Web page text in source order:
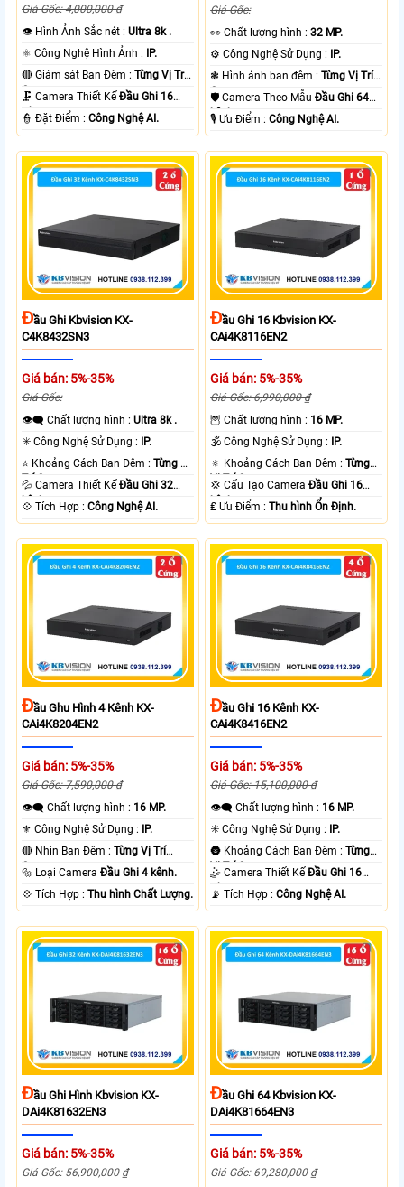
Giá Gốc: 4,000,000 ₫
👁 Hình Ảnh Sắc nét :Ultra 8k .
⚛️ Công Nghệ Hình Ảnh :
IP.
🔴 Giám sát Ban Đêm :Từng Vị Trí
Camera .
🗜️ Camera Thiết KếĐầu Ghi 16
kênh.
️👮 Đặt Điểm :Công Nghệ AI.
Giá Gốc:
️👀 Chất lượng hình :32 MP.
⚙ Công Nghệ Sử Dụng :
IP.
❃ Hình ảnh ban đêm :Từng Vị Trí
Camera .
🛡 Camera Theo MẫuĐầu Ghi 64
kênh.
️🎙 Ưu Điểm :Công Nghệ AI.
ĐẦu Ghi Kbvision KX-
C4K8432SN3
Giá bán: 5%-35%
Giá Gốc:
👁️‍🗨 Chất lượng hình :Ultra 8k .
✳️ Công Nghệ Sử Dụng :
IP.
⭐ Khoảng Cách Ban Đêm :Từng Vị
Trí Camera .
💦 Camera Thiết KếĐầu Ghi 32
kênh.
️💠 Tích Hợp :Công Nghệ AI.
ĐẦu Ghi 16 Kbvision KX-
CAi4K8116EN2
Giá bán: 5%-35%
Giá Gốc: 6,990,000 ₫
🦉 Chất lượng hình : 16 MP.
🕉️ Công Nghệ Sử Dụng :
IP.
🔅 Khoảng Cách Ban Đêm :Từng
Vị Trí Camera .
💢 Cấu Tạo CameraĐầu Ghi 16
kênh.
️₤ Ưu Điểm :Thu hình Ổn Định.
ĐẦu Ghu Hình 4 Kênh KX-
CAi4K8204EN2
Giá bán: 5%-35%
Giá Gốc: 7,590,000 ₫
👁️‍🗨 Chất lượng hình : 16 MP.
⚜️ Công Nghệ Sử Dụng : IP.
🔴 Nhìn Ban Đêm :Từng Vị Trí
Camera .
🔩 Loại CameraĐầu Ghi 4 kênh.
️💠 Tích Hợp :Thu hình Chất Lượng.
ĐẦu Ghi 16 Kênh KX-
CAi4K8416EN2
Giá bán: 5%-35%
Giá Gốc: 15,100,000 ₫
👁️‍🗨 Chất lượng hình : 16 MP.
✳️ Công Nghệ Sử Dụng : IP.
🌚 Khoảng Cách Ban Đêm :Từng
Vị Trí Camera .
🤹 Camera Thiết KếĐầu Ghi 16
kênh.
️📡 Tích Hợp :Công Nghệ AI.
ĐẦu Ghi Hình Kbvision KX-
DAi4K81632EN3
Giá bán: 5%-35%
Giá Gốc: 56,900,000 ₫
ĐẦu Ghi 64 Kbvision KX-
DAi4K81664EN3
Giá bán: 5%-35%
Giá Gốc: 69,280,000 ₫